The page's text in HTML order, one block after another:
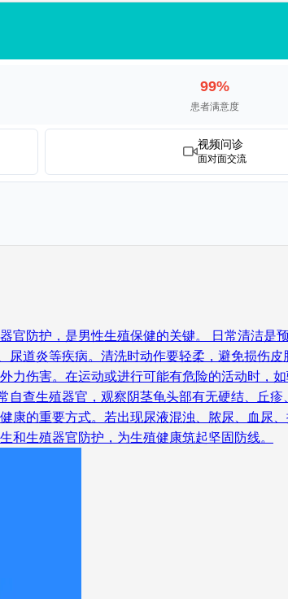
99%
患者满意度
视频问诊
面对面交流
官防护，是男性生殖保健的关键。 日常清洁
道炎等疾病。清洗时动作要轻柔，避免损伤
力伤害。在运动或进行可能有危险的活动时，
查生殖器官，观察阴茎龟头部有无硬结、丘
康的重要方式。若出现尿液混浊、脓尿、血尿
和生殖器官防护，为生殖健康筑起坚固防线。